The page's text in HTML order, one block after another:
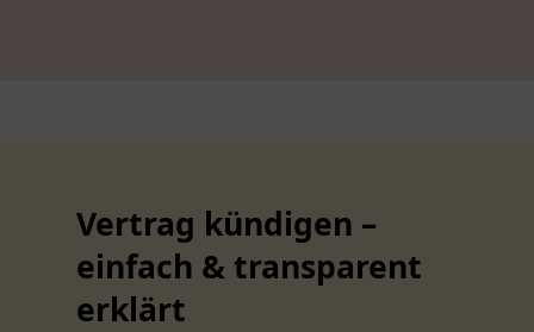
Vertrag kündigen –
einfach & transparent
erklärt